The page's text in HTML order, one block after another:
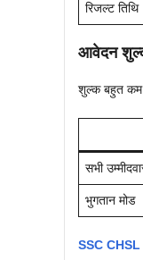
रिजल्ट तिथि
आवेदन
शुल्क बहुत कम
सभी
भुगतान मोड
SSC CHSL